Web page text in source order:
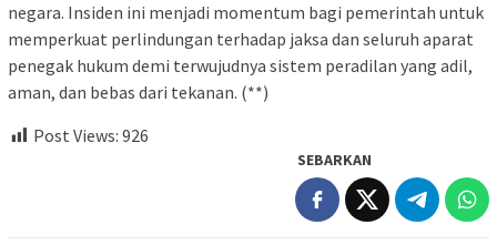
negara. Insiden ini menjadi momentum bagi pemerintah untuk
memperkuat perlindungan terhadap jaksa dan seluruh aparat
penegak hukum demi terwujudnya sistem peradilan yang adil,
aman, dan bebas dari tekanan. (**)
Post Views: 926
SEBARKAN